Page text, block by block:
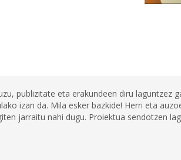
publizitate eta erakundeen diru laguntzez
izan da. Mila esker bazkide! Herri eta
jarraitu nahi dugu. Proiektua sendotzen